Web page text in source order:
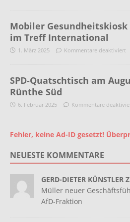
Mobiler
im Treff International
1. März 2025 Kommentare deaktiviert
SPD-Quatschtisch am
Rünthe Süd
6. Februar 2025 Kommentare
Fehler, keine Ad-ID gesetzt!
NEUESTE KOMMENTARE
GERD-DIETER KÜNSTLER
Müller neuer
AfD-Fraktion